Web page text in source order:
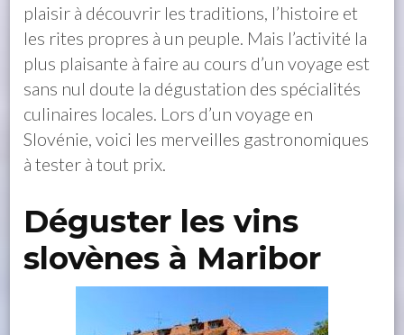
plaisir à découvrir les traditions, l’histoire et
les rites propres à un peuple. Mais l’activité la
plus plaisante à faire au cours d’un voyage est
sans nul doute la dégustation des spécialités
culinaires locales. Lors d’un voyage en
Slovénie, voici les merveilles gastronomiques
à tester à tout prix.
Déguster les vins
slovènes à Maribor